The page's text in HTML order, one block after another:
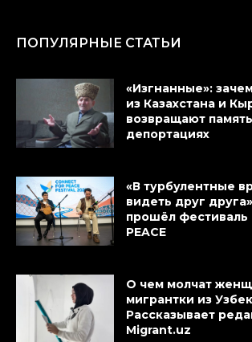
ПОПУЛЯРНЫЕ СТАТЬИ
«Изгнанные»:
из Казахстана и
возвращают
депортациях
«В турбулентные
видеть друг
прошёл фестиваль
PEACE
О чем молчат
мигрантки из
Рассказывает
Migrant.uz